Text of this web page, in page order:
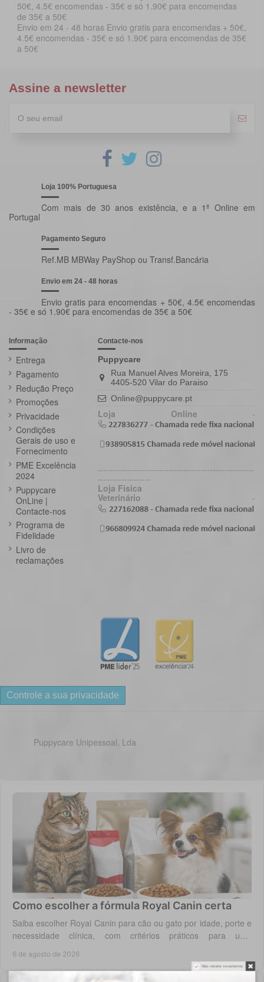
Envio em 24 - 48 horas Envio gratis para encomendas + 50€,
4.5€ encomendas - 35€ e só 1.90€ para encomendas de 35€
a 50€
Assine a newsletter
Loja 100% Portuguesa
Com mais de 30 anos existência, e a 1ª Online em
Portugal
Pagamento Seguro
Ref.MB MBWay PayShop ou Transf.Bancária
Envio em 24 - 48 horas
Envio gratis para encomendas + 50€, 4.5€ encomendas
- 35€ e só 1.90€ para encomendas de 35€ a 50€
Informação
Entrega
Pagamento
Redução Preço
Promoções
Privacidade
Condições
Gerais de uso e
Fornecimento
PME Excelência
2024
Puppycare
OnLine |
Contacte-nos
Programa de
Fidelidade
Livro de
reclamações
Contacte-nos
Puppycare
Rua Manuel Alves Moreira, 175
4405-520 Vilar do Paraiso
Online@puppycare.pt
Loja Online -
-----------------------------------------------------
------------------
Loja Física
Veterinário -
Controle a sua privacidade
Puppycare Unipessoal, Lda
Não mostre novamente.
Como escolher a fórmula Royal Canin certa
Saiba escolher Royal Canin para cão ou gato por idade, porte e
necessidade clínica, com critérios práticos para uma
6 de agosto de 2026